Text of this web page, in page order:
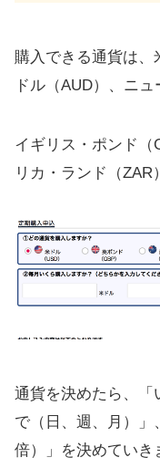
購入できる通貨は、
ドル（AUD）、ニ
イギリス・ポンド（
リカ・ランド（ZAR
通貨を決めたら、「
で（日、週、月）」
倍）」を決めていき